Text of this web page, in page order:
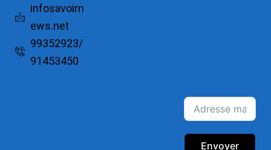
infosavoirn
ews.net
99352923/
91453450
Envoyer